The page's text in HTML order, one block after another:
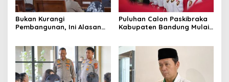
Bukan Kurangi
Pembangunan, Ini Alasan
Daerah
Puluhan Calon Paskibraka
Kabupaten Bandung Mulai